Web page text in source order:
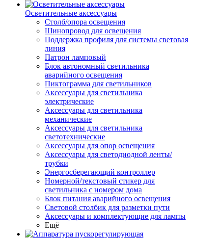
Осветительные аксессуары
Столб/опора освещения
Шинопровод для освещения
Поддержка профиля для системы световая
линия
Патрон ламповый
Блок автономный светильника
аварийного освещения
Пиктограмма для светильников
Аксессуары для светильника
электрические
Аксессуары для светильника
механические
Аксессуары для светильника
светотехнические
Аксессуары для опор освещения
Аксессуары для светодиодной ленты/
трубки
Энергосберегающий контроллер
Номерной/текстовый стикер для
светильника с номером дома
Блок питания аварийного освещения
Световой столбик для разметки пути
Аксессуары и комплектующие для лампы
Ещё